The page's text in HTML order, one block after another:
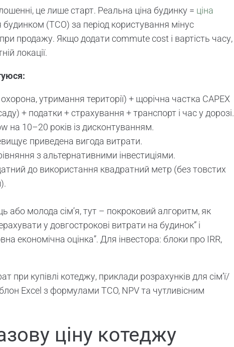
це лише старт. Реальна ціна будинку = ціна
будинком (TCO) за період користування мінус
продажу. Якщо додати commute cost і вартість часу,
локації.
утримання території) + щорічна частка CAPEX
+ податки + страхування + транспорт і час у дорозі.
на 10–20 років із дисконтуванням.
приведена вигода витрати.
з альтернативними інвестиціями.
до використання квадратний метр (без товстих
або молода сім’я, тут – покроковий алгоритм, як
у довгострокові витрати на будинок” і
економічна оцінка”. Для інвестора: блоки про IRR,
при купівлі котеджу, приклади розрахунків для сім’ї/
Excel з формулами TCO, NPV та чутливісним
ціну котеджу